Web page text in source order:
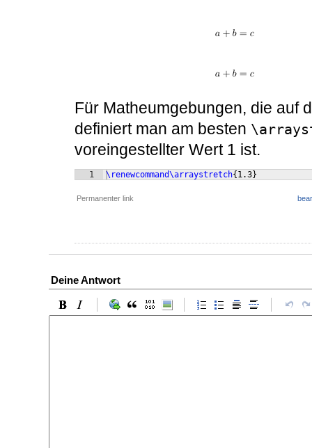
Für Matheumgebungen, die auf
definiert man am besten
voreingestellter Wert 1 ist.
1 \renewcommand\arraystretch{ 1.3}
Permanenter link
Deine Antwort